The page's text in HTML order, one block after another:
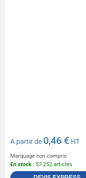
A partir de 0,46 € HT
Marquage non compris
En stock : 57 252 articles